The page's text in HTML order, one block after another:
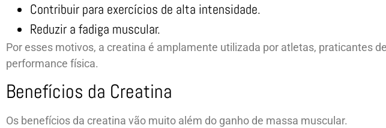
Contribuir para exercícios de alta intensidade.
Reduzir a fadiga muscular.
Por esses motivos, a creatina é amplamente utilizada por atletas, praticantes
performance física.
Benefícios da Creatina
Os benefícios da creatina vão muito além do ganho de massa muscular.